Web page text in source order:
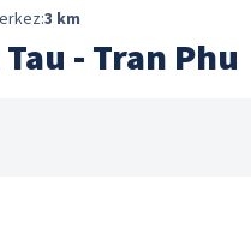
3 km
- Tran Phu